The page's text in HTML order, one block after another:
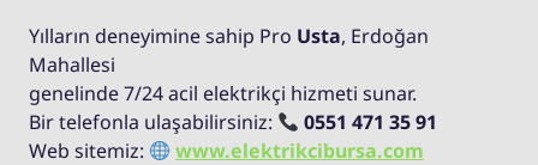
Yılların deneyimine sahip Pro Usta, Erdoğan
Mahallesi
genelinde 7/24 acil elektrikçi hizmeti sunar.
Bir telefonla ulaşabilirsiniz:
0551 471 35 91
Web sitemiz:
www.elektrikcibursa.com